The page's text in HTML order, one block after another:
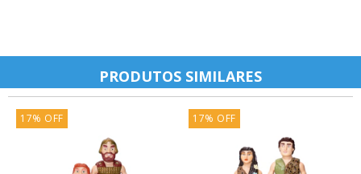
PRODUTOS SIMILARES
17% OFF 17% OFF